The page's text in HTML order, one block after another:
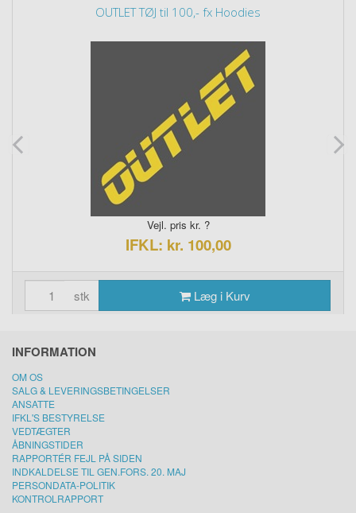
OUTLET TØJ til 100,- fx Hoodies
Vejl. pris kr. ?
IFKL: kr. 100,00
stk Læg i Kurv
INFORMATION
OM OS
SALG & LEVERINGSBETINGELSER
ANSATTE
IFKL'S BESTYRELSE
VEDTÆGTER
ÅBNINGSTIDER
RAPPORTÉR FEJL PÅ SIDEN
INDKALDELSE TIL GEN.FORS. 20. MAJ
PERSONDATA-POLITIK
KONTROLRAPPORT